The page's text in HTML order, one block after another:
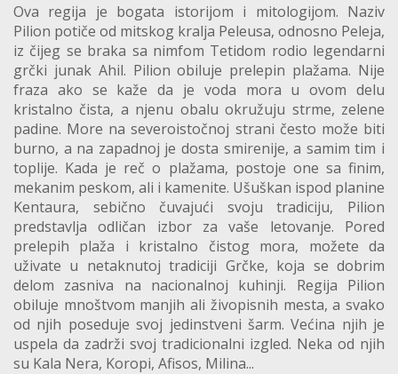
Ova regija je bogata istorijom i mitologijom. Naziv
Pilion potiče od mitskog kralja Peleusa, odnosno Peleja,
iz čijeg se braka sa nimfom Tetidom rodio legendarni
grčki junak Ahil. Pilion obiluje prelepin plažama. Nije
fraza ako se kaže da je voda mora u ovom delu
kristalno čista, a njenu obalu okružuju strme, zelene
padine. More na severoistočnoj strani često može biti
burno, a na zapadnoj je dosta smirenije, a samim tim i
toplije. Kada je reč o plažama, postoje one sa finim,
mekanim peskom, ali i kamenite. Ušuškan ispod planine
Kentaura, sebično čuvajući svoju tradiciju, Pilion
predstavlja odličan izbor za vaše letovanje. Pored
prelepih plaža i kristalno čistog mora, možete da
uživate u netaknutoj tradiciji Grčke, koja se dobrim
delom zasniva na nacionalnoj kuhinji. Regija Pilion
obiluje mnoštvom manjih ali živopisnih mesta, a svako
od njih poseduje svoj jedinstveni šarm. Većina njih je
uspela da zadrži svoj tradicionalni izgled. Neka od njih
su Kala Nera, Koropi, Afisos, Milina...